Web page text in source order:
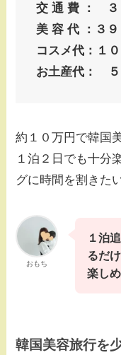
交 通 費 ： ３
美 容 代 ：３
コスメ代：１
お土産代： ５
約１０万円で韓国
１泊２日でも十分
グに時間を割きた
おもち
１泊
るだ
楽し
韓国美容旅行を